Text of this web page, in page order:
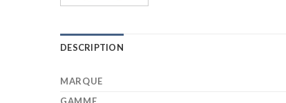
DESCRIPTION
MARQUE
GAMME